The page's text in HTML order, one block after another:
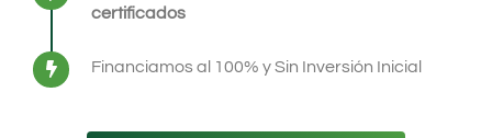
certificados
Financiamos al 100% y Sin Inversión Inicial